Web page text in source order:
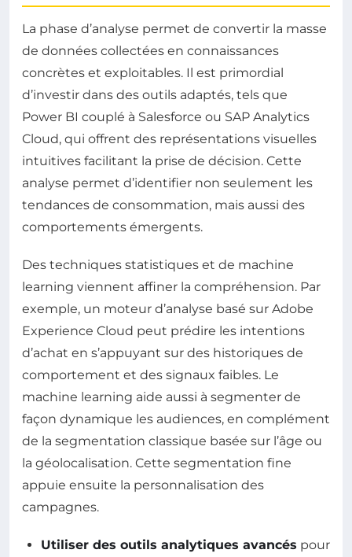
La phase d’analyse permet de convertir la masse
de données collectées en connaissances
concrètes et exploitables. Il est primordial
d’investir dans des outils adaptés, tels que
Power BI couplé à Salesforce ou SAP Analytics
Cloud, qui offrent des représentations visuelles
intuitives facilitant la prise de décision. Cette
analyse permet d’identifier non seulement les
tendances de consommation, mais aussi des
comportements émergents.
Des techniques statistiques et de machine
learning viennent affiner la compréhension. Par
exemple, un moteur d’analyse basé sur Adobe
Experience Cloud peut prédire les intentions
d’achat en s’appuyant sur des historiques de
comportement et des signaux faibles. Le
machine learning aide aussi à segmenter de
façon dynamique les audiences, en complément
de la segmentation classique basée sur l’âge ou
la géolocalisation. Cette segmentation fine
appuie ensuite la personnalisation des
campagnes.
Utiliser des outils analytiques avancés pour